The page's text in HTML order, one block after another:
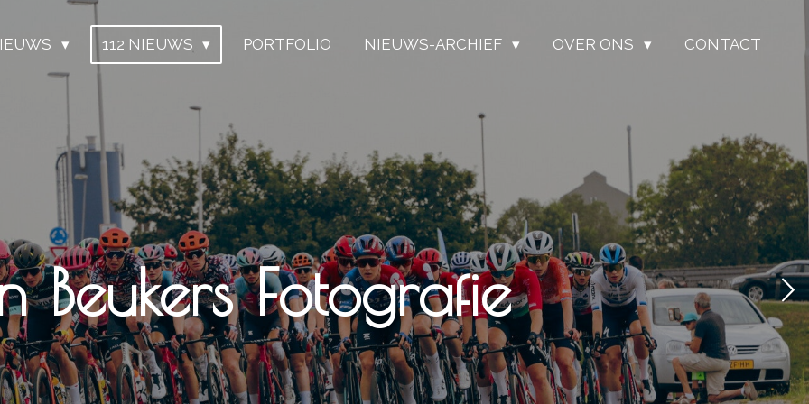
112 NIEUWS PORTFOLIO NIEUWS-ARCHIEF OVER ONS CONTACT
Beukers Fotografie